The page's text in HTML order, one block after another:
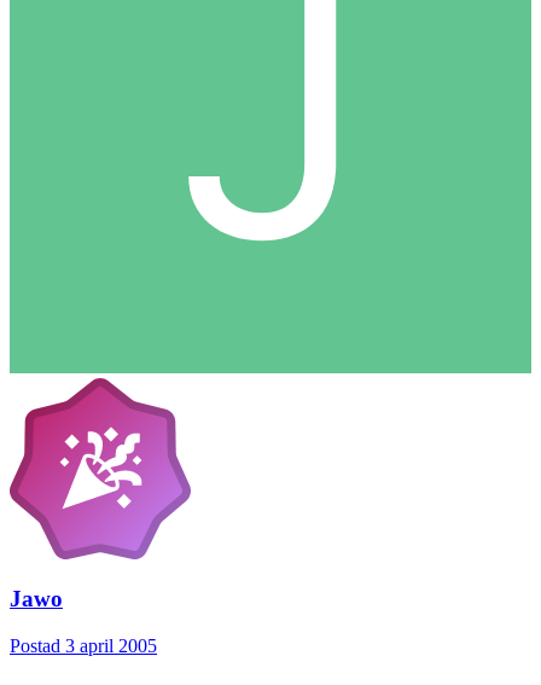
Jawo
Postad 3 april 2005